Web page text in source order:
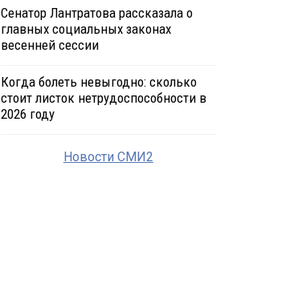
Сенатор Лантратова рассказала о
главных социальных законах
весенней сессии
Когда болеть невыгодно: сколько
стоит листок нетрудоспособности в
2026 году
Новости СМИ2